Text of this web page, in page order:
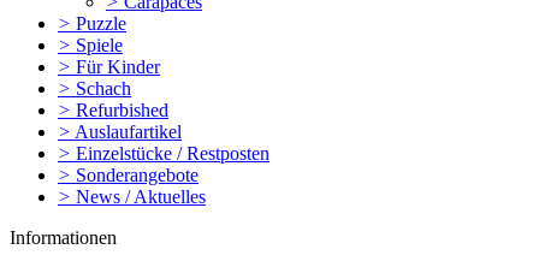
> Puzzle
> Spiele
> Für Kinder
> Schach
> Refurbished
> Auslaufartikel
> Einzelstücke / Restposten
> Sonderangebote
> News / Aktuelles
Informationen